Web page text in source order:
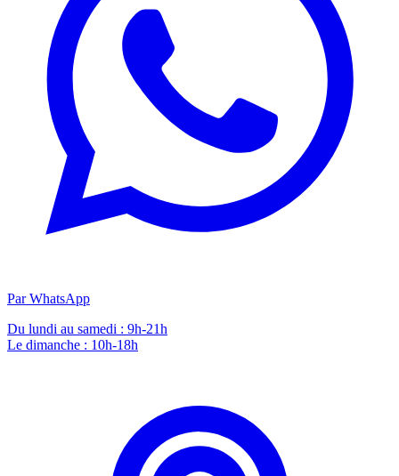
Par WhatsApp
Du lundi au samedi : 9h-21h
Le dimanche : 10h-18h